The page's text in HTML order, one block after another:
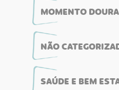
MOMENTO
NÃO
SAÚDE E BEM